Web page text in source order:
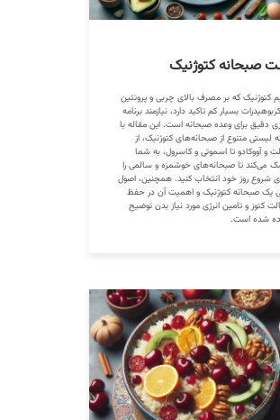
صبحانه کتوژنیک
کتوژنیک که بر مصرف بالای چربی و پروتئین
بسیار کم تاکید دارد، نیازمند برنامه
دقیق برای وعده صبحانه است. این مقاله با
لیستی متنوع از صبحانه‌های کتوژنیک، از
و آووکادو تا اسموتی و کاسرول، به شما
می‌کند تا صبحانه‌های خوشمزه و سالمی را
شروع روز خود انتخاب کنید. همچنین، اصول
یک صبحانه کتوژنیک و اهمیت آن در حفظ
کتوز و تامین انرژی مورد نیاز بدن توضیح
شده است.